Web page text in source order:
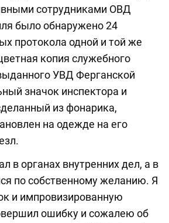
сотрудниками ОВД
было обнаружено 24
протокола одной и той же
копия служебного
УВД Ферганской
значок инспектора и
из фонарика,
на одежде на его
в органах внутренних дел, а в
по собственному желанию. Я
и импровизированную
ошибку и сожалею об